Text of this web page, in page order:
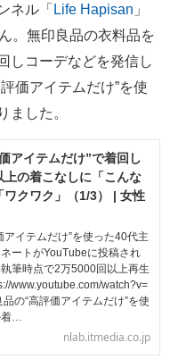
ネル「 Life Hapisan 」
。無印良品の衣料品を
しコーデなどを発信し
価アイテムだけ”を使
ました。
アイテムだけ”で着回し
の着こなしに「こんな
ワクワク」（1/3） | 女性
イテムだけ”を使った40代主
ートがYouTubeに投稿され
筆時点で2万5000回以上再生
www.youtube.com/watch?v=
の“高評価アイテムだけ”を使
着…
nlab.itmedia.co.jp